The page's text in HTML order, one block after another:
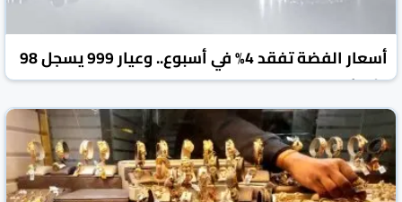
أسعار الفضة تفقد 4% في أسبوع.. وعيار 999 يسجل 98
جنيها
جريدة الشروق المصرية مصر 18 تموز/يوليو 2026